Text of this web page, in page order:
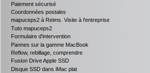
Paiement sécurisé
Coordonnées postales
mapuceps2 à Reims. Visite à l'entreprise
Tuto mapuceps2
Formulaire d'intervention
Pannes sur la gamme MacBook
Reflow, rebillage, comprendre
Fusion Drive Apple SSD
Disque SSD dans iMac plat